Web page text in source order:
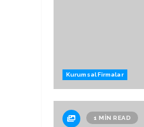
Kurumsal Firmalar
1 MIN READ